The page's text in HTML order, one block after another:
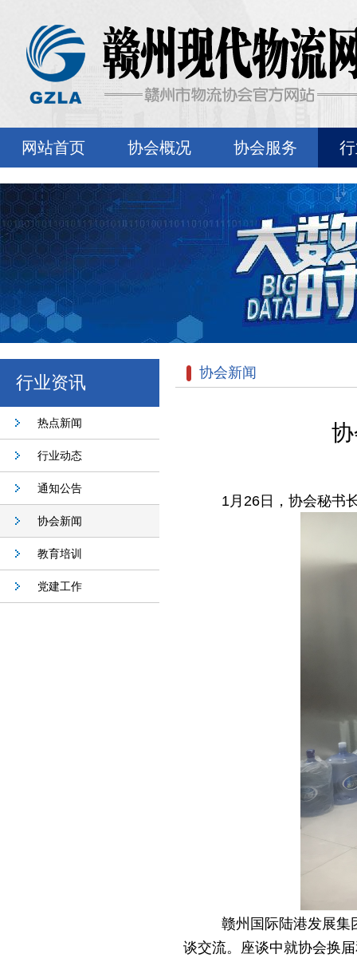
网站首页 协会概况 协会服务
行业资讯
热点新闻
行业动态
通知公告
协会新闻
教育培训
党建工作
协会新闻
1月26日，协会秘书
赣州国际陆港发展集
谈交流。座谈中就协会换